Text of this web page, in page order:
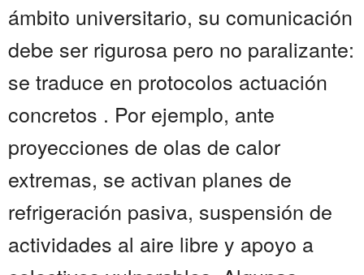
ámbito universitario, su comunicación
debe ser rigurosa pero no paralizante:
se traduce en protocolos actuación
concretos . Por ejemplo, ante
proyecciones de olas de calor
extremas, se activan planes de
refrigeración pasiva, suspensión de
actividades al aire libre y apoyo a